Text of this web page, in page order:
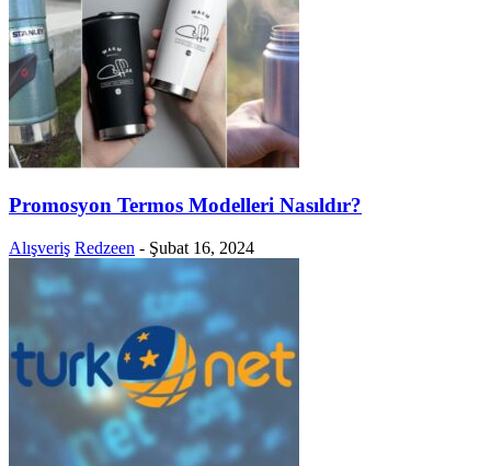
Promosyon Termos Modelleri Nasıldır?
Alışveriş Redzeen - Şubat 16, 2024